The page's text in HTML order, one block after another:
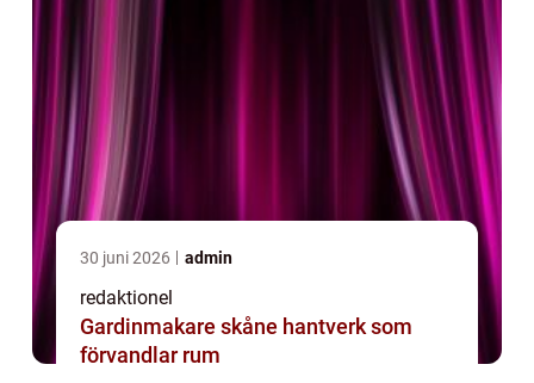
30 juni 2026 admin
redaktionel
Gardinmakare skåne hantverk som
förvandlar rum